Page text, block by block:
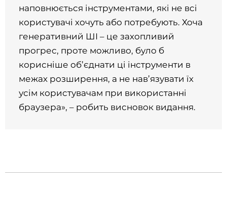
наповнюється інструментами, які не всі
користувачі хочуть або потребують. Хоча
генеративний ШІ – це захопливий
прогрес, проте можливо, було б
корисніше об’єднати ці інструменти в
межах розширення, а не нав’язувати їх
усім користувачам при використанні
браузера», – робить висновок видання.